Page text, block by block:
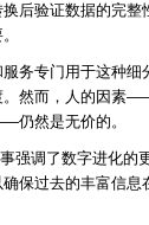
后验证数据的完整
务专门用于这种细
。然而，人的因素
仍然是无价的。
强调了数字进化的
保过去的丰富信息